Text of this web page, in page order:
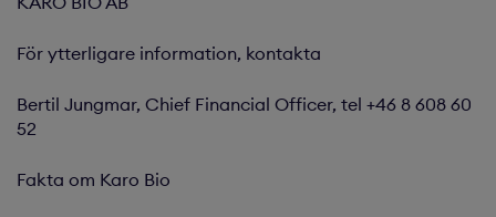
För ytterligare information, kontakta
Bertil Jungmar, Chief Financial Officer, tel +46 8 608 60
52
Fakta om Karo Bio